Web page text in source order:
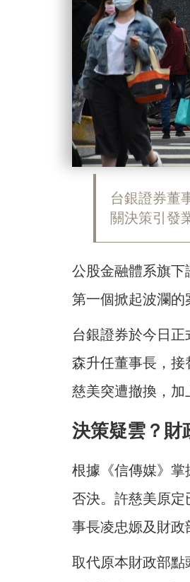
台銀證券董
關決策引發
公股金融體系旗
第一個掀起波瀾的
台銀證券於今日
森升任董事長，
慈美突遭撤換，加
決策疑雲？財
根據《信傳媒》掌
否決。許慈美原
事長凌忠嫄及財政
取代原本財政部